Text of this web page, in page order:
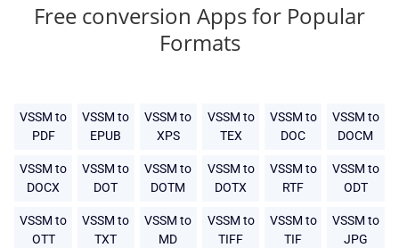
Free conversion Apps for Popular
Formats
VSSM to
PDF
VSSM to
EPUB
VSSM to
XPS
VSSM to
TEX
VSSM to
DOC
VSSM to
DOCM
VSSM to
DOCX
VSSM to
DOT
VSSM to
DOTM
VSSM to
DOTX
VSSM to
RTF
VSSM to
ODT
VSSM to
OTT
VSSM to
TXT
VSSM to
MD
VSSM to
TIFF
VSSM to
TIF
VSSM to
JPG